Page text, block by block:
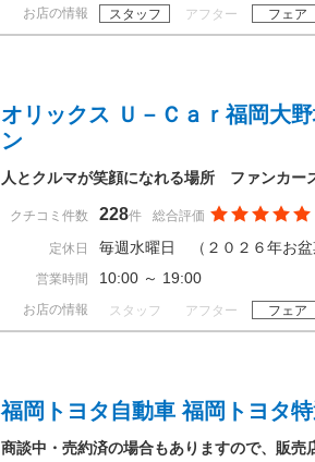
お店の情報 スタッフ アフター フェア
オリックス Ｕ－Ｃａｒ福岡大
ン
人とクルマが笑顔になれる場所 ファンカ
クチコミ件数 228件 総合評価
定休日 毎週水曜日 （２０２６年お盆
営業時間 10:00 ～ 19:00
お店の情報 スタッフ アフター フェア
福岡トヨタ自動車 福岡トヨタ
商談中・売約済の場合もありますので、販